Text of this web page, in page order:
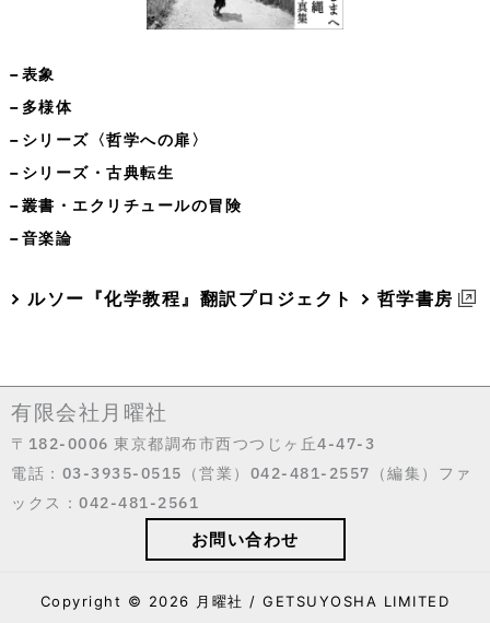
−表象
−多様体
−シリーズ〈哲学への扉〉
−シリーズ・古典転生
−叢書・エクリチュールの冒険
−音楽論
ルソー『化学教程』翻訳プロジェクト 哲学書房
有限会社月曜社
〒182-0006 東京都調布市西つつじヶ丘4-47-3
電話：03-3935-0515（営業）042-481-2557（編集）ファ
ックス：042-481-2561
お問い合わせ
Copyright © 2026 月曜社 / GETSUYOSHA LIMITED